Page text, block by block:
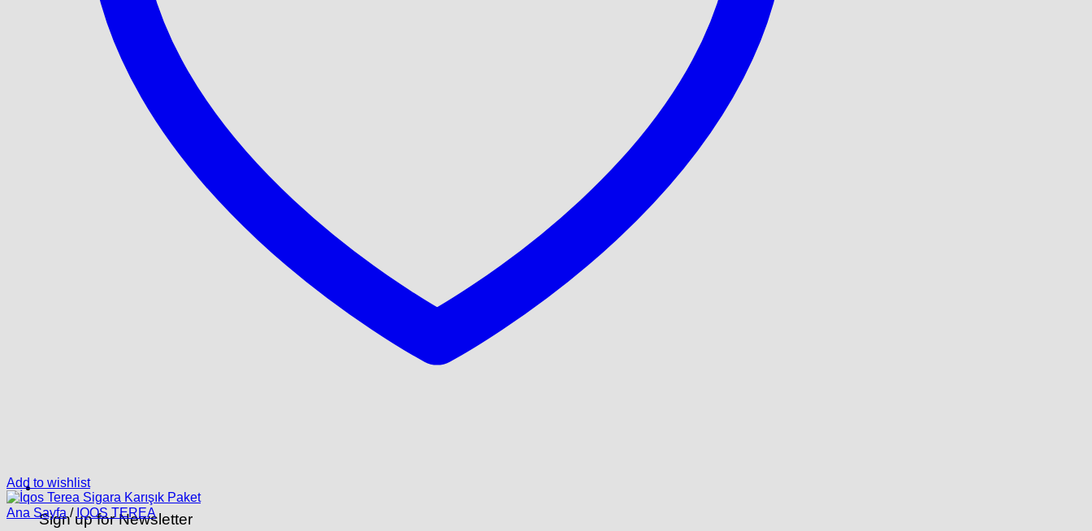
Sign up for Newsletter
Add to wishlist
Ana Sayfa / IQOS TEREA